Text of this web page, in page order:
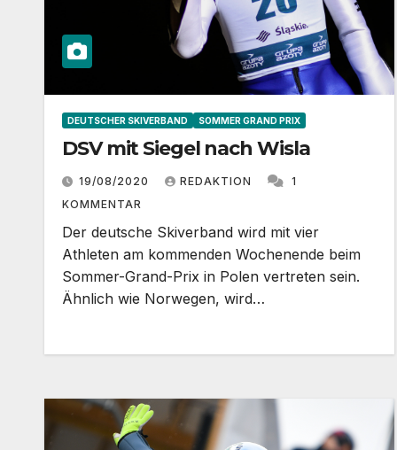
DEUTSCHER SKIVERBAND SOMMER GRAND PRIX
DSV mit Siegel nach Wisla
19/08/2020 REDAKTION
1
KOMMENTAR
Der deutsche Skiverband wird mit vier
Athleten am kommenden Wochenende beim
Sommer-Grand-Prix in Polen vertreten sein.
Ähnlich wie Norwegen, wird…